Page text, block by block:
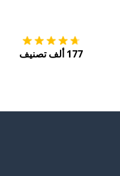
177 ألف تصنيف